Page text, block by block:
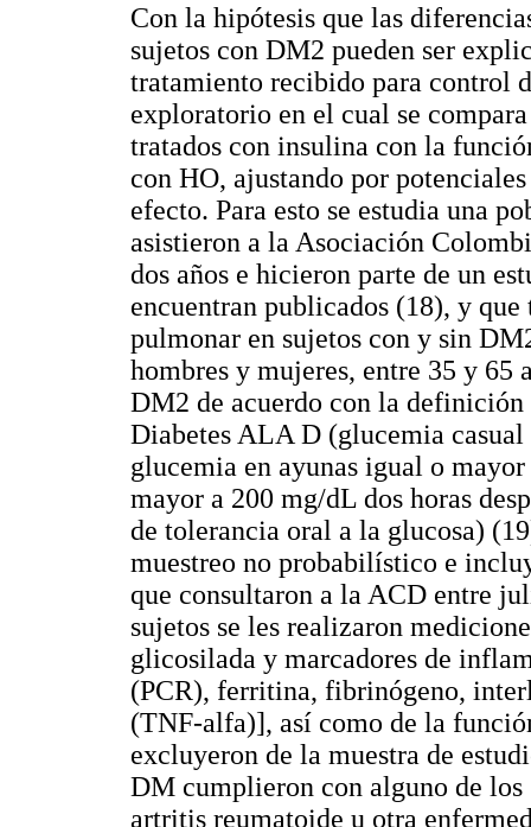
Con la hipótesis que las
sujetos con DM2 pueden ser
tratamiento recibido para control
exploratorio en el cual se
tratados con insulina con la
con HO, ajustando por
efecto. Para esto se estudia una
asistieron a la Asociación
dos años e hicieron parte de un
encuentran publicados (18), y
pulmonar en sujetos con y sin
hombres y mujeres, entre 35 y 65
DM2 de acuerdo con la
Diabetes ALA D (glucemia
glucemia en ayunas igual o
mayor a 200 mg/dL dos horas
de tolerancia oral a la glucosa)
muestreo no probabilístico e
que consultaron a la ACD entre
sujetos se les realizaron
glicosilada y marcadores de
(PCR), ferritina, fibrinógeno,
(TNF-alfa)], así como de la
excluyeron de la muestra de
DM cumplieron con alguno de
artritis reumatoide u otra